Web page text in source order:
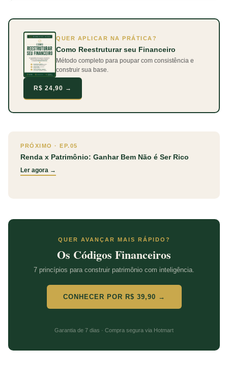
QUER APLICAR NA PRÁTICA?
Como Reestruturar seu Financeiro
Método completo para poupar com consistência e
construir sua base.
R$ 24,90 →
PRÓXIMO · EP.05
Renda x Patrimônio: Ganhar Bem Não é Ser Rico
Ler agora →
QUER AVANÇAR MAIS RÁPIDO?
Os Códigos Financeiros
7 princípios para construir patrimônio com inteligência.
CONHECER POR R$ 39,90 →
Garantia de 7 dias · Compra segura via Hotmart